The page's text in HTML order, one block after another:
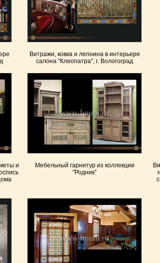
Витражи, ковка и лепнина в интерьере
салона "Клеопатра", г. Вологоград
и
Мебельный гарнитур из коллекции
"Родник"